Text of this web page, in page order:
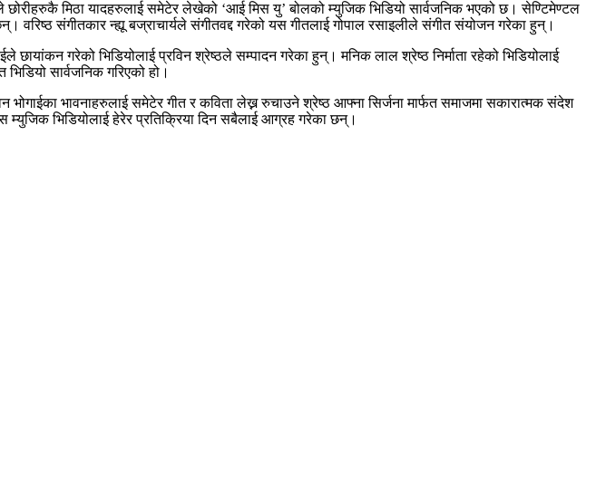
छोरीहरुकै मिठा यादहरुलाई समेटेर लेखेको ‘आई मिस यु’ बोलको म्युजिक भिडियो सार्वजनिक भएको छ। सेण्टिमेण्टल
वरिष्ठ संगीतकार न्ह्यू बज्राचार्यले संगीतवद्द गरेको यस गीतलाई गोपाल रसाइलीले संगीत संयोजन गरेका हुन्।
छायांकन गरेको भिडियोलाई प्रविन श्रेष्ठले सम्पादन गरेका हुन्। मनिक लाल श्रेष्ठ निर्माता रहेको भिडियोलाई
सार्वजनिक गरिएको हो।
भावनाहरुलाई समेटेर गीत र कविता लेख्न रुचाउने श्रेष्ठ आफ्ना सिर्जना मार्फत समाजमा सकारात्मक संदेश
म्युजिक भिडियोलाई हेरेर प्रतिक्रिया दिन सबैलाई आग्रह गरेका छन्।